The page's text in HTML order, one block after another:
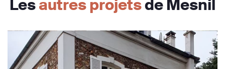
Lesautres projetsde Mesnil